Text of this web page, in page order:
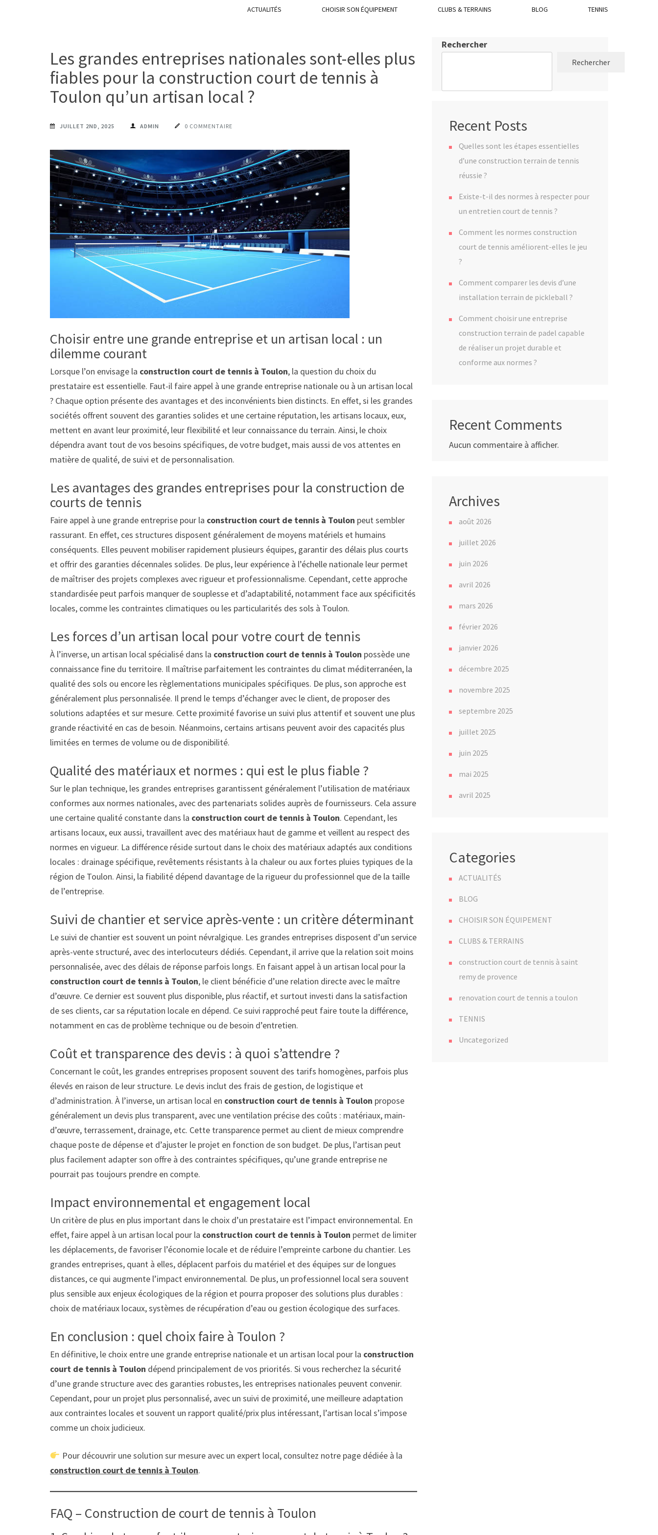
ACTUALITÉS CHOISIR SON ÉQUIPEMENT CLUBS & TERRAINS BLOG TENNIS
Les grandes entreprises nationales sont-elles plus
fiables pour la construction court de tennis à
Toulon qu’un artisan local ?
JUILLET 2ND, 2025 ADMIN 0 COMMENTAIRE
Choisir entre une grande entreprise et un artisan local : un
dilemme courant
Lorsque l’on envisage la construction court de tennis à Toulon, la question du choix du
prestataire est essentielle. Faut-il faire appel à une grande entreprise nationale ou à un artisan local
? Chaque option présente des avantages et des inconvénients bien distincts. En effet, si les grandes
sociétés offrent souvent des garanties solides et une certaine réputation, les artisans locaux, eux,
mettent en avant leur proximité, leur flexibilité et leur connaissance du terrain. Ainsi, le choix
dépendra avant tout de vos besoins spécifiques, de votre budget, mais aussi de vos attentes en
matière de qualité, de suivi et de personnalisation.
Les avantages des grandes entreprises pour la construction de
courts de tennis
Faire appel à une grande entreprise pour la construction court de tennis à Toulon peut sembler
rassurant. En effet, ces structures disposent généralement de moyens matériels et humains
conséquents. Elles peuvent mobiliser rapidement plusieurs équipes, garantir des délais plus courts
et offrir des garanties décennales solides. De plus, leur expérience à l’échelle nationale leur permet
de maîtriser des projets complexes avec rigueur et professionnalisme. Cependant, cette approche
standardisée peut parfois manquer de souplesse et d’adaptabilité, notamment face aux spécificités
locales, comme les contraintes climatiques ou les particularités des sols à Toulon.
Les forces d’un artisan local pour votre court de tennis
À l’inverse, un artisan local spécialisé dans la construction court de tennis à Toulon possède une
connaissance fine du territoire. Il maîtrise parfaitement les contraintes du climat méditerranéen, la
qualité des sols ou encore les règlementations municipales spécifiques. De plus, son approche est
généralement plus personnalisée. Il prend le temps d’échanger avec le client, de proposer des
solutions adaptées et sur mesure. Cette proximité favorise un suivi plus attentif et souvent une plus
grande réactivité en cas de besoin. Néanmoins, certains artisans peuvent avoir des capacités plus
limitées en termes de volume ou de disponibilité.
Qualité des matériaux et normes : qui est le plus fiable ?
Sur le plan technique, les grandes entreprises garantissent généralement l’utilisation de matériaux
conformes aux normes nationales, avec des partenariats solides auprès de fournisseurs. Cela assure
une certaine qualité constante dans la construction court de tennis à Toulon. Cependant, les
artisans locaux, eux aussi, travaillent avec des matériaux haut de gamme et veillent au respect des
normes en vigueur. La différence réside surtout dans le choix des matériaux adaptés aux conditions
locales : drainage spécifique, revêtements résistants à la chaleur ou aux fortes pluies typiques de la
région de Toulon. Ainsi, la fiabilité dépend davantage de la rigueur du professionnel que de la taille
de l’entreprise.
Suivi de chantier et service après-vente : un critère déterminant
Le suivi de chantier est souvent un point névralgique. Les grandes entreprises disposent d’un service
après-vente structuré, avec des interlocuteurs dédiés. Cependant, il arrive que la relation soit moins
personnalisée, avec des délais de réponse parfois longs. En faisant appel à un artisan local pour la
construction court de tennis à Toulon, le client bénéficie d’une relation directe avec le maître
d’œuvre. Ce dernier est souvent plus disponible, plus réactif, et surtout investi dans la satisfaction
de ses clients, car sa réputation locale en dépend. Ce suivi rapproché peut faire toute la différence,
notamment en cas de problème technique ou de besoin d’entretien.
Coût et transparence des devis : à quoi s’attendre ?
Concernant le coût, les grandes entreprises proposent souvent des tarifs homogènes, parfois plus
élevés en raison de leur structure. Le devis inclut des frais de gestion, de logistique et
d’administration. À l’inverse, un artisan local en construction court de tennis à Toulon propose
généralement un devis plus transparent, avec une ventilation précise des coûts : matériaux, main-
d’œuvre, terrassement, drainage, etc. Cette transparence permet au client de mieux comprendre
chaque poste de dépense et d’ajuster le projet en fonction de son budget. De plus, l’artisan peut
plus facilement adapter son offre à des contraintes spécifiques, qu’une grande entreprise ne
pourrait pas toujours prendre en compte.
Impact environnemental et engagement local
Un critère de plus en plus important dans le choix d’un prestataire est l’impact environnemental. En
effet, faire appel à un artisan local pour la construction court de tennis à Toulon permet de limiter
les déplacements, de favoriser l’économie locale et de réduire l’empreinte carbone du chantier. Les
grandes entreprises, quant à elles, déplacent parfois du matériel et des équipes sur de longues
distances, ce qui augmente l’impact environnemental. De plus, un professionnel local sera souvent
plus sensible aux enjeux écologiques de la région et pourra proposer des solutions plus durables :
choix de matériaux locaux, systèmes de récupération d’eau ou gestion écologique des surfaces.
En conclusion : quel choix faire à Toulon ?
En définitive, le choix entre une grande entreprise nationale et un artisan local pour la construction
court de tennis à Toulon dépend principalement de vos priorités. Si vous recherchez la sécurité
d’une grande structure avec des garanties robustes, les entreprises nationales peuvent convenir.
Cependant, pour un projet plus personnalisé, avec un suivi de proximité, une meilleure adaptation
aux contraintes locales et souvent un rapport qualité/prix plus intéressant, l’artisan local s’impose
comme un choix judicieux.
Pour découvrir une solution sur mesure avec un expert local, consultez notre page dédiée à la
construction court de tennis à Toulon.
FAQ – Construction de court de tennis à Toulon
Rechercher
Rechercher
Recent Posts
Quelles sont les étapes essentielles
d’une construction terrain de tennis
réussie ?
Existe-t-il des normes à respecter pour
un entretien court de tennis ?
Comment les normes construction
court de tennis améliorent-elles le jeu
?
Comment comparer les devis d’une
installation terrain de pickleball ?
Comment choisir une entreprise
construction terrain de padel capable
de réaliser un projet durable et
conforme aux normes ?
Recent Comments
Aucun commentaire à afficher.
Archives
août 2026
juillet 2026
juin 2026
avril 2026
mars 2026
février 2026
janvier 2026
décembre 2025
novembre 2025
septembre 2025
juillet 2025
juin 2025
mai 2025
avril 2025
Categories
ACTUALITÉS
BLOG
CHOISIR SON ÉQUIPEMENT
CLUBS & TERRAINS
construction court de tennis à saint
remy de provence
renovation court de tennis a toulon
TENNIS
Uncategorized